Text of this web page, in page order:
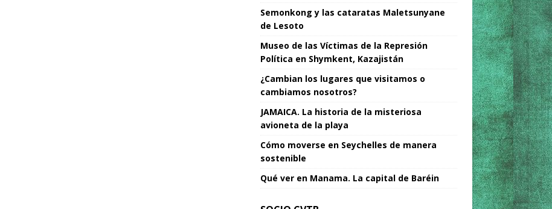
Semonkong y las cataratas Maletsunyane
de Lesoto
Museo de las Víctimas de la Represión
Política en Shymkent, Kazajistán
¿Cambian los lugares que visitamos o
cambiamos nosotros?
JAMAICA. La historia de la misteriosa
avioneta de la playa
Cómo moverse en Seychelles de manera
sostenible
Qué ver en Manama. La capital de Baréin